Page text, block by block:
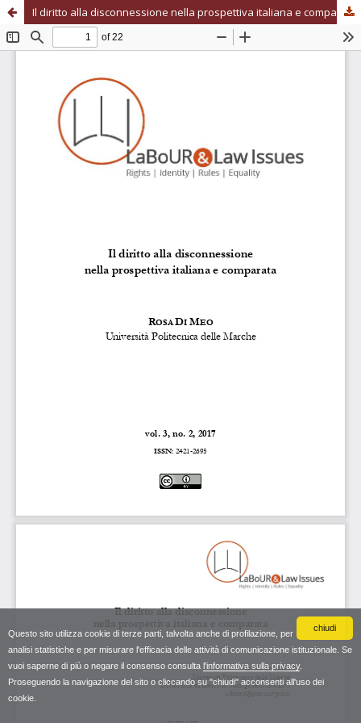
chiudi
Questo sito utilizza cookie di terze parti, talvolta anche di profilazione, per
analisi statistiche e per misurare l'efficacia delle attività di comunicazione istituzionale. Se
vuoi saperne di più o negare il consenso consulta l'informativa sulla privacy.
Proseguendo la navigazione del sito o cliccando su "chiudi" acconsenti all'uso dei
cookie.
Il diritto alla disconnessione nella prospettiva italiana e comparata